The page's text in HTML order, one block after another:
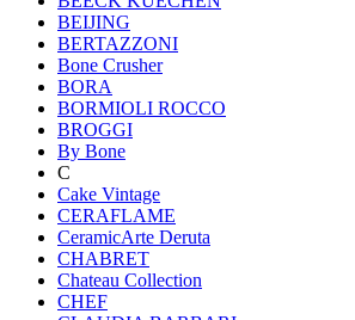
BEIJING
BERTAZZONI
Bone Crusher
BORA
BORMIOLI ROCCO
BROGGI
By Bone
C
Cake Vintage
CERAFLAME
CeramicArte Deruta
CHABRET
Chateau Collection
CHEF